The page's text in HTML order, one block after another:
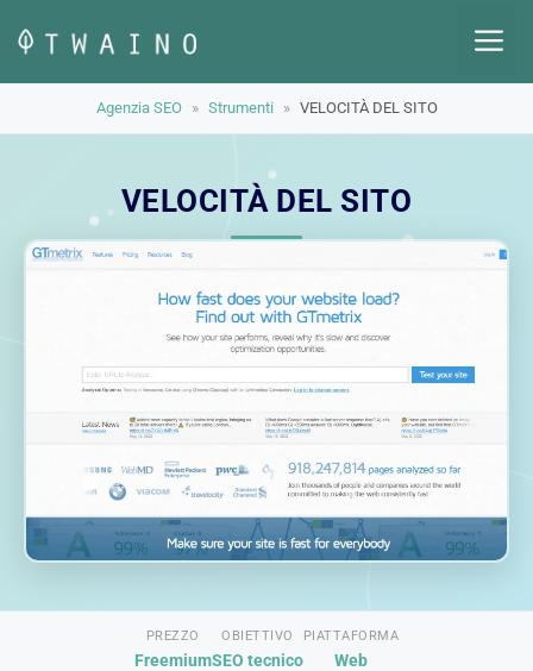
contenuto
Agenzia SEO » Strumenti » VELOCITÀ DEL SITO
VELOCITÀ DEL SITO
PREZZO
Freemium
OBIETTIVO
SEO tecnico
PIATTAFORMA
Web